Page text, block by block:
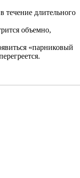
течение длительного
объемно,
«парниковый